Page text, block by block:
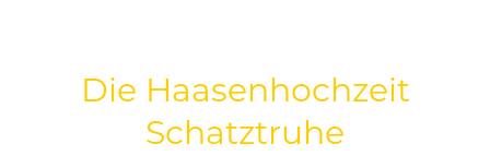
Die Haasenhochzeit
Schatztruhe